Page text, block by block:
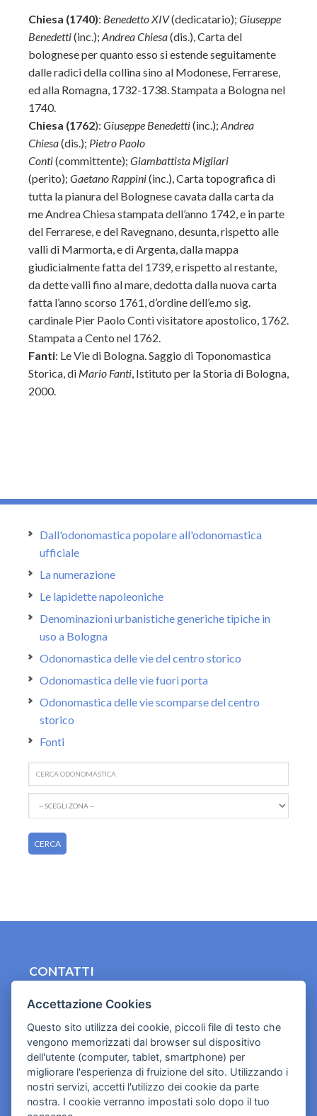
Chiesa (1740): Benedetto XIV(dedicatario); Giuseppe
Benedetti(inc.); Andrea Chiesa(dis.), Carta del
bolognese per quanto esso si estende seguitamente
dalle radici della collina sino al Modonese, Ferrarese,
ed alla Romagna, 1732-1738. Stampata a Bologna nel
1740.
Chiesa (1762): Giuseppe Benedetti(inc.); Andrea
Chiesa(dis.); Pietro Paolo
Conti(committente); Giambattista Migliari
(perito); Gaetano Rappini(inc.), Carta topografica di
tutta la pianura del Bolognese cavata dalla carta da
me Andrea Chiesa stampata dell’anno 1742, e in parte
del Ferrarese, e del Ravegnano, desunta, rispetto alle
valli di Marmorta, e di Argenta, dalla mappa
giudicialmente fatta del 1739, e rispetto al restante,
da dette valli fino al mare, dedotta dalla nuova carta
fatta l’anno scorso 1761, d’ordine dell’e.mo sig.
cardinale Pier Paolo Conti visitatore apostolico, 1762.
Stampata a Cento nel 1762.
Fanti: Le Vie di Bologna. Saggio di Toponomastica
Storica, di Mario Fanti, Istituto per la Storia di Bologna,
2000.
Dall'odonomastica popolare all'odonomastica
ufficiale
La numerazione
Le lapidette napoleoniche
Denominazioni urbanistiche generiche tipiche in
uso a Bologna
Odonomastica delle vie del centro storico
Odonomastica delle vie fuori porta
Odonomastica delle vie scomparse del centro
storico
Fonti
CONTATTI
Cookies e informativa privacy
Accettazione Cookies
Questo sito utilizza dei cookie, piccoli file di testo che
vengono memorizzati dal browser sul dispositivo
dell'utente (computer, tablet, smartphone) per
migliorare l'esperienza di fruizione del sito. Utilizzando i
nostri servizi, accetti l'utilizzo dei cookie da parte
nostra. I cookie verranno impostati solo dopo il tuo